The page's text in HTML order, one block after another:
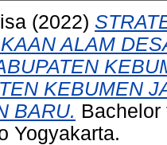
(2022)
ALAM
KEBUMEN
BARU.
Yogyakarta.